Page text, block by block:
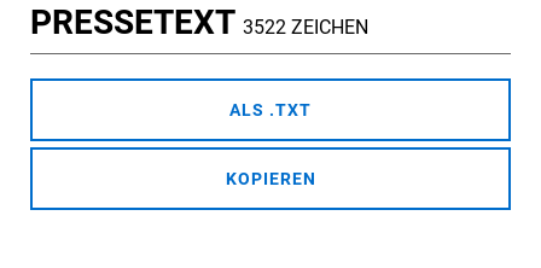
PRESSETEXT 3522 ZEICHEN
ALS .TXT
KOPIEREN